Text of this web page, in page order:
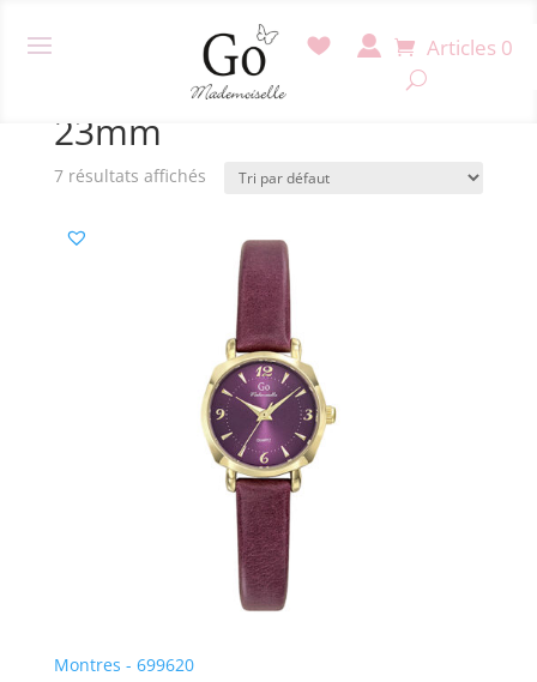
Articles 0
/ Produit Diamètre / 23mm
23mm
7 résultats affichés
Montres - 699620